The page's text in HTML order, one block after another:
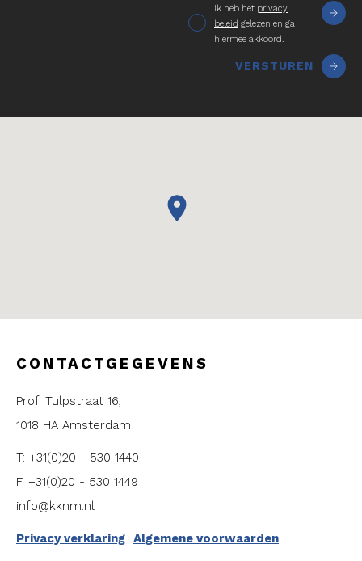
Ik heb het privacy
beleid gelezen en ga
hiermee akkoord.
CONTACTGEGEVENS
Prof. Tulpstraat 16,
1018 HA Amsterdam
T: +31(0)20 - 530 1440
F: +31(0)20 - 530 1449
info@kknm.nl
Privacy verklaring Algemene voorwaarden